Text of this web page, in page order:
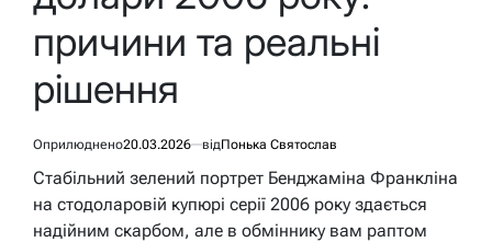
причини та реальні
рішення
Оприлюднено20.03.2026 відПонька Святослав
Стабільний зелений портрет Бенджаміна Франкліна
на стодоларовій купюрі серії 2006 року здається
надійним скарбом, але в обміннику вам раптом